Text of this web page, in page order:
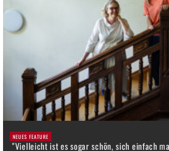
NEUES FEATURE
"Vielleicht ist es sogar schön, sich einfach